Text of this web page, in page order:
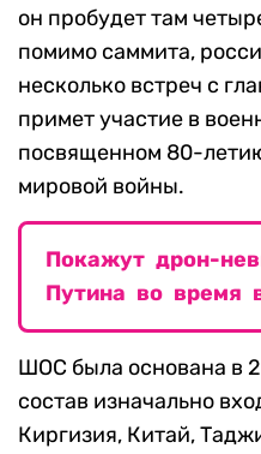
он пробудет там
помимо саммита,
несколько встреч с
примет участие в
посвященном 80-
мировой войны.
Покажут дрон-
Путина во время
ШОС была основана в
состав изначально
Киргизия, Китай,